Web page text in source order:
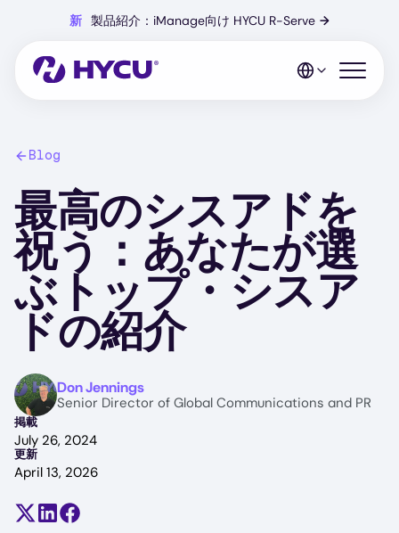
content
新 製品紹介：iManage向け HYCU R-Serve →
Open
Blog
最高のシスアドを
祝う：あなたが選
ぶトップ・シスア
ドの紹介
ImageDon Jennings
Senior Director of Global Communications and PR
掲載
July 26, 2024
更新
April 13, 2026
Share on X (formerly Twitter)
Share on LinkedIn
Share on Facebook